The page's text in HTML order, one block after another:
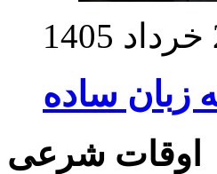
زبان ساده
اوقات شرعی